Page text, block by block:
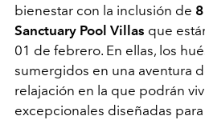
bienestar con la inclusión de
Sanctuary Pool Villas que
01 de febrero. En ellas, los
sumergidos en una aventura
relajación en la que podrán
excepcionales diseñadas